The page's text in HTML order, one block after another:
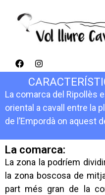
La comarca del Ripollès
oriental a cavall entre la
de l’Empordà on aquest
La comarca:
La zona la podríem
la zona boscosa de
part més gran de la